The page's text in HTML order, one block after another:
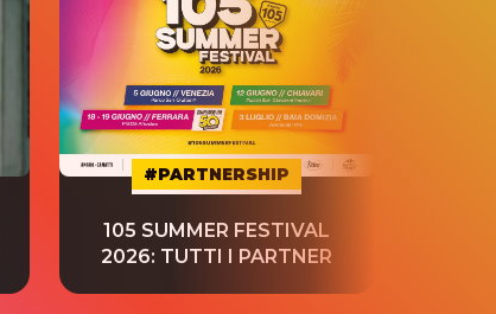
#PARTNERSHIP
105 SUMMER FESTIVAL
2026: TUTTI I PARTNER